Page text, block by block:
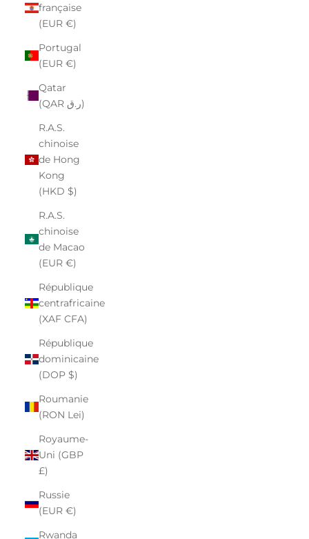
française
(EUR €)
Portugal
(EUR €)
Qatar
(QAR ر.ق)
R.A.S.
chinoise
de Hong
Kong
(HKD $)
R.A.S.
chinoise
de Macao
(EUR €)
République
centrafricaine
(XAF CFA)
République
dominicaine
(DOP $)
Roumanie
(RON Lei)
Royaume-
Uni (GBP
£)
Russie
(EUR €)
Rwanda